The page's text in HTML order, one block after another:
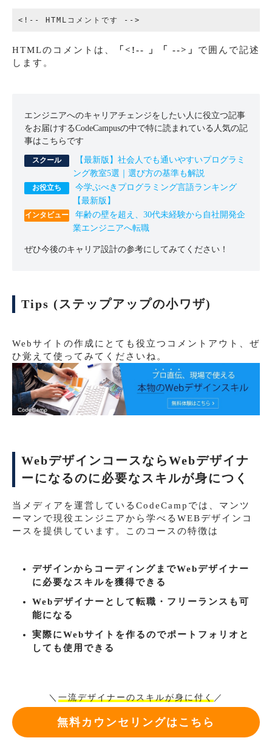
HTMLのコメントは、 「<!-- 」「 -->」 で囲んで記述
します。
エンジニアへのキャリアチェンジをしたい人に役立つ記事
をお届けするCodeCampusの中で特に読まれている人気の記
事はこちらです
【最新版】社会人でも通いやすいプログラミ
ング教室5選｜選び方の基準も解説
今学ぶべきプログラミング言語ランキング
【最新版】
年齢の壁を超え、30代未経験から自社開発企
業エンジニアへ転職
ぜひ今後のキャリア設計の参考にしてみてください！
Tips (ステップアップの小ワザ)
Webサイトの作成にとても役立つコメントアウト、ぜ
ひ覚えて使ってみてくださいね。
WebデザインコースならWebデザイナ
ーになるのに必要なスキルが身につく
当メディアを運営しているCodeCampでは、マンツ
ーマンで現役エンジニアから学べるWEBデザインコ
ースを提供しています。このコースの特徴は
デザインからコーディングまでWebデザイナー
に必要なスキルを獲得できる
Webデザイナーとして転職・フリーランスも可
能になる
実際にWebサイトを作るのでポートフォリオと
しても使用できる
＼ 一流デザイナーのスキルが身に付く／
無料カウンセリングはこちら